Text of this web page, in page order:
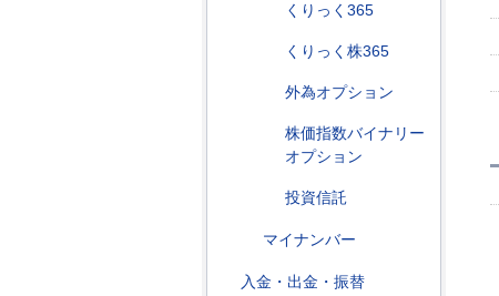
くりっく365
くりっく株365
外為オプション
株価指数バイナリー
オプション
投資信託
マイナンバー
入金・出金・振替